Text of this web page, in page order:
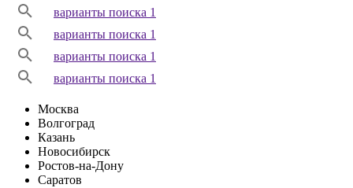
варианты поиска 1
варианты поиска 1
варианты поиска 1
варианты поиска 1
Москва
Волгоград
Казань
Новосибирск
Ростов-на-Дону
Саратов